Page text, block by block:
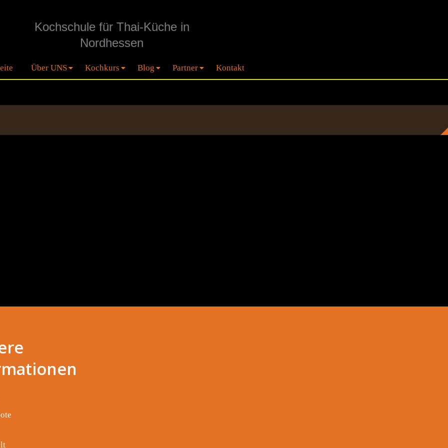
Kochschule für Thai-Küche in
Nordhessen
Über UNS Kochkurs Blog Partner Kontakt